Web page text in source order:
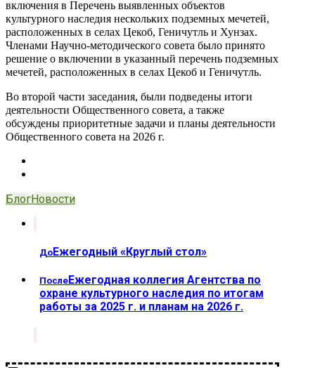
включения в Перечень выявленных объектов
культурного наследия нескольких подземных мечетей,
расположенных в селах Цекоб, Геничутль и Хунзах.
Членами Научно-методического совета было принято
решение о включении в указанный перечень подземных
мечетей, расположенных в селах Цекоб и Геничутль.
Во второй части заседания, были подведены итоги
деятельности Общественного совета, а также
обсуждены приоритетные задачи и планы деятельности
Общественного совета на 2026 г.
БлогНовости
ДоЕжегодный «Круглый стол»
После Ежегодная коллегия Агентства по
охране культурного наследия по итогам
работы за 2025 г. и планам на 2026 г.